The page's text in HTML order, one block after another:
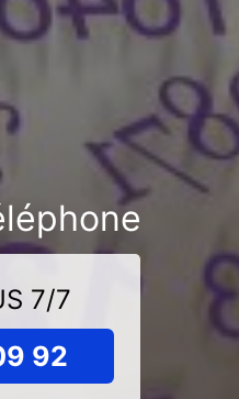
7/7
92